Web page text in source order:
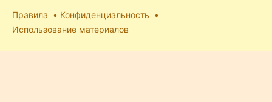
Правила
Конфиденциальность
Использование материалов